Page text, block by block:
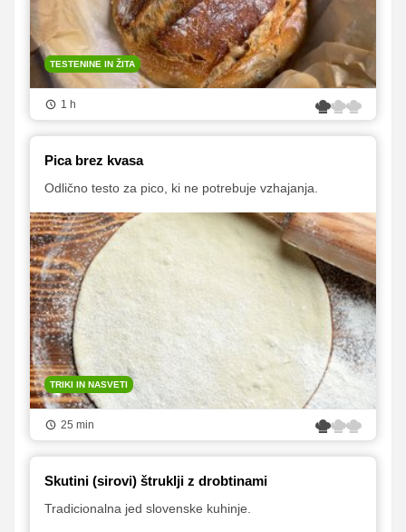
TESTENINE IN ŽITA
1 h
Pica brez kvasa
Odlično testo za pico, ki ne potrebuje vzhajanja.
TRIKI IN NASVETI
25 min
Skutini (sirovi) štruklji z drobtinami
Tradicionalna jed slovenske kuhinje.